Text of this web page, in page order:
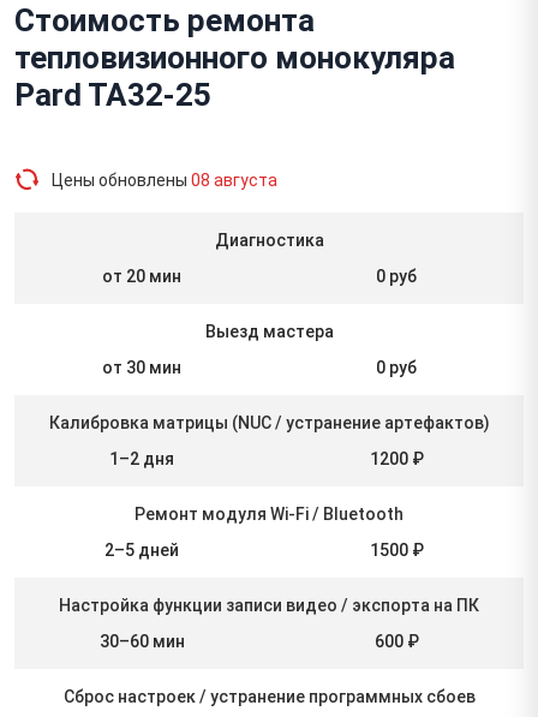
Стоимость ремонта
тепловизионного монокуляра
Pard TA32-25
Цены обновлены 08 августа
Диагностика
от 20 мин
0 руб
Выезд мастера
от 30 мин
0 руб
Калибровка матрицы (NUC / устранение артефактов)
1–2 дня
1200 ₽
Ремонт модуля Wi-Fi / Bluetooth
2–5 дней
1500 ₽
Настройка функции записи видео / экспорта на ПК
30–60 мин
600 ₽
Сброс настроек / устранение программных сбоев